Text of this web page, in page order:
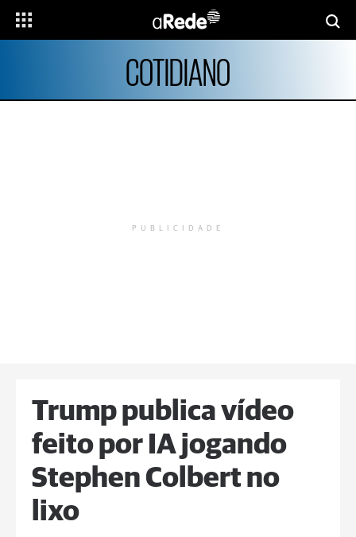
COTIDIANO
PUBLICIDADE
Trump publica vídeo
feito por IA jogando
Stephen Colbert no
lixo